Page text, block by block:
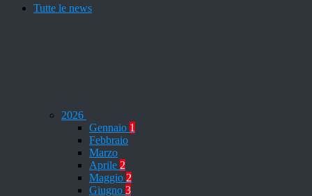
Tutte le news
2026
Gennaio 1
Febbraio
Marzo
Aprile 2
Maggio 2
Giugno 3